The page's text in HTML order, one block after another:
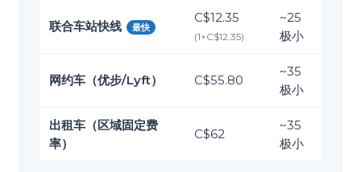
联合车站快线 最快
C$12.35
(1×C$12.35)
~25
极小
网约车（优步/Lyft） C$55.80
~35
极小
出租车（区域固定费
率）
C$62
~35
极小